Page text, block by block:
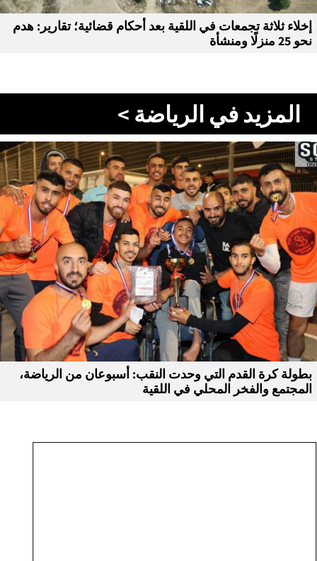
إخلاء ثلاثة تجمعات في اللقية بعد أحكام قضائية؛ تقارير: هدم
نحو 25 منزلًا ومنشأة
المزيد في الرياضة >
بطولة كرة القدم التي وحدت النقب: أسبوعان من الرياضة،
المجتمع والفخر المحلي في اللقية